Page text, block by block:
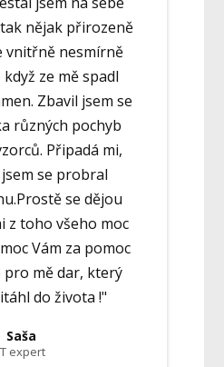
nějak přirozeně
vnitřně nesmírně
ze mě spadl
Zbavil jsem se
různých pochyb
Připadá mi,
se probral
se dějou
z toho všeho moc
Vám za pomoc
pro mě dar, který
do života !"
Saša
expert